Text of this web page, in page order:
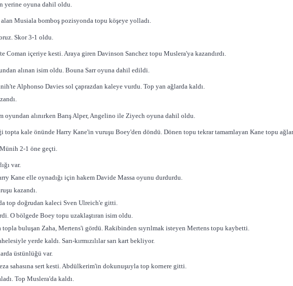
yerine oyuna dahil oldu.
Musiala bomboş pozisyonda topu köşeye yolladı.
Skor 3-1 oldu.
Coman içeriye kesti. Araya giren Davinson Sanchez topu Muslera'ya kazandırdı.
alınan isim oldu. Bouna Sarr oyuna dahil edildi.
Alphonso Davies sol çaprazdan kaleye vurdu. Top yan ağlarda kaldı.
oyundan alınırken Barış Alper, Angelino ile Ziyech oyuna dahil oldu.
topta kale önünde Harry Kane'in vuruşu Boey'den döndü. Dönen topu tekrar tamamlayan Kane topu
2-1 öne geçti.
var.
Kane elle oynadığı için hakem Davide Massa oyunu durdurdu.
kazandı.
top doğrudan kaleci Sven Ulreich'e gitti.
O bölgede Boey topu uzaklaştıran isim oldu.
buluşan Zaha, Mertens'i gördü. Rakibinden sıyrılmak isteyen Mertens topu kaybetti.
yerde kaldı. Sarı-kırmızılılar sarı kart bekliyor.
üstünlüğü var.
sahasına sert kesti. Abdülkerim'in dokunuşuyla top kornere gitti.
Top Muslera'da kaldı.